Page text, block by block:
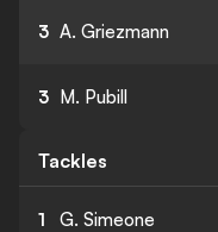
3 A. Griezmann
3 M. Pubill
Tackles
1 G. Simeone